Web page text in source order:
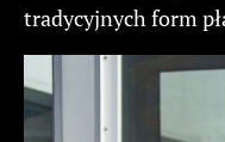
tradycyjnych form